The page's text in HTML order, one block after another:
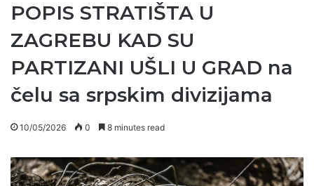
POPIS STRATIŠTA U
ZAGREBU KAD SU
PARTIZANI UŠLI U GRAD na
čelu sa srpskim divizijama
10/05/2026 0 8 minutes read